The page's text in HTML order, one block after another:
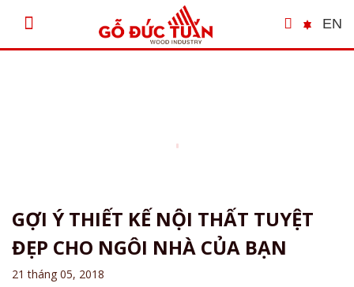
EN
GỢI Ý THIẾT KẾ NỘI THẤT TUYỆT
ĐẸP CHO NGÔI NHÀ CỦA BẠN
21 tháng 05, 2018